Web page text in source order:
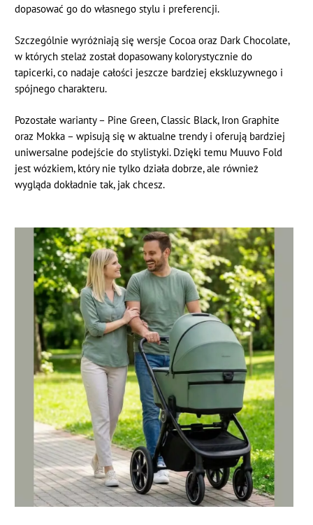
dopasować go do własnego stylu i preferencji.
Szczególnie wyróżniają się wersje Cocoa oraz Dark Chocolate,
w których stelaż został dopasowany kolorystycznie do
tapicerki, co nadaje całości jeszcze bardziej ekskluzywnego i
spójnego charakteru.
Pozostałe warianty – Pine Green, Classic Black, Iron Graphite
oraz Mokka – wpisują się w aktualne trendy i oferują bardziej
uniwersalne podejście do stylistyki. Dzięki temu Muuvo Fold
jest wózkiem, który nie tylko działa dobrze, ale również
wygląda dokładnie tak, jak chcesz.